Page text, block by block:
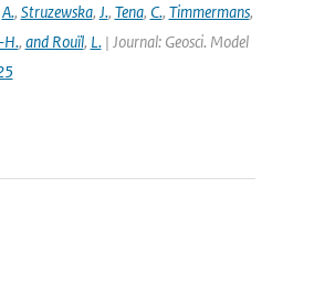
A., Struzewska, J., Tena, C., Timmermans,
H., and Rouïl, L.| Journal: Geosci. Model